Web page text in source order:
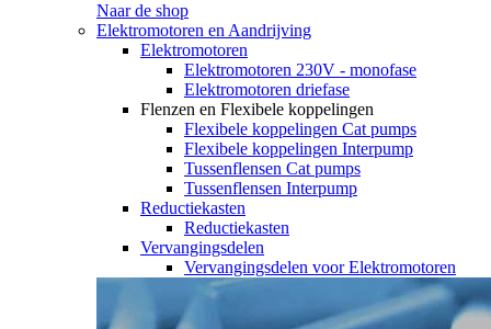
Naar de shop
Elektromotoren en Aandrijving
Elektromotoren
Elektromotoren 230V - monofase
Elektromotoren driefase
Flenzen en Flexibele koppelingen
Flexibele koppelingen Cat pumps
Flexibele koppelingen Interpump
Tussenflensen Cat pumps
Tussenflensen Interpump
Reductiekasten
Reductiekasten
Vervangingsdelen
Vervangingsdelen voor Elektromotoren